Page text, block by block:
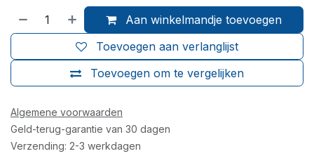
Aan winkelmandje toevoegen
Toevoegen om te vergelijken
Toevoegen aan verlanglijst
Algemene voorwaarden
Geld-terug-garantie van 30 dagen
Verzending: 2-3 werkdagen